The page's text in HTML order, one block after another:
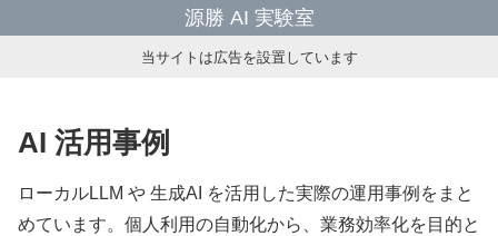
源勝 AI 実験室
当サイトは広告を設置しています
AI 活用事例
ローカルLLM や 生成AI を活用した実際の運用事例をまと
めています。個人利用の自動化から、業務効率化を目的と